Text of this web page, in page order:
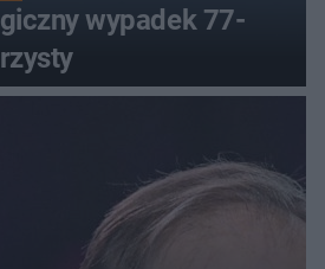
wypadek 77-